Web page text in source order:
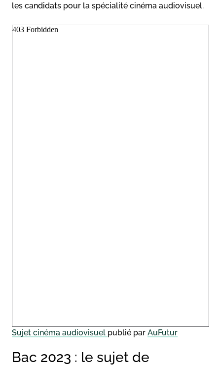
les candidats pour la spécialité cinéma audiovisuel.
Sujet cinéma audiovisuel publié par AuFutur
Bac 2023 : le sujet de